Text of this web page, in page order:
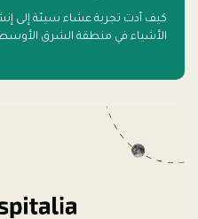
كيف أدت تجربة عشاء سيئة إلى
الأشياء في منطقة الشرق